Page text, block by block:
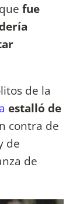
fue
de la
estalló de
contra de
de
de